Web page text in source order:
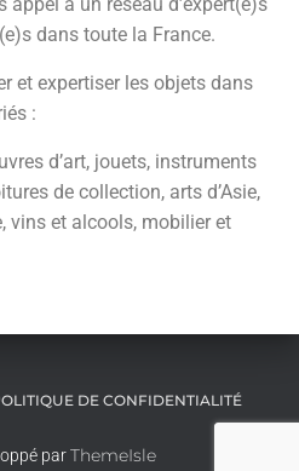
dans toute la France.
et expertiser les objets dans
:
d’art, jouets, instruments
de collection, arts d’Asie,
vins et alcools, mobilier et
DE CONFIDENTIALITÉ
parThemeIsle